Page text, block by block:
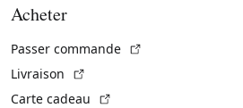
Acheter
Passer commande
Livraison
Carte cadeau